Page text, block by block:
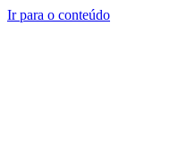
Ir para o conteúdo